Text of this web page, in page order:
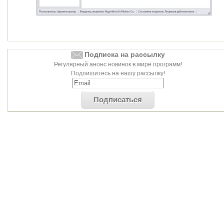
Подписка на рассылку
Регулярный анонс новинок в мире программ!
Подпишитесь на нашу рассылку!
Подписаться